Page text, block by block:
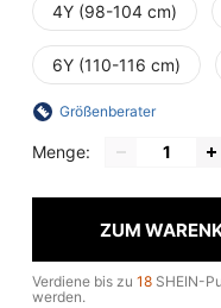
4Y (98-104 cm)
6Y (110-116 cm)
Größenberater
Menge:
ZUM
Verdiene bis zu 18 SHEIN-
werden.